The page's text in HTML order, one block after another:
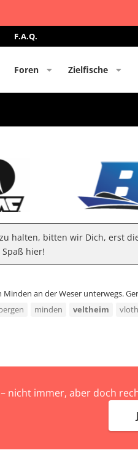
F.A.Q.
Foren Zielfische
halten, bitten wir Dich, erst
hier!
an der Weser unterwegs.
minden veltheim
nicht immer, aber doch